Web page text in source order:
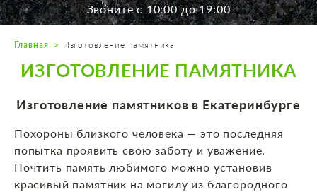
K2532513@yandex.ru
Пн. — Пт. с 10:00 до 19:00
Звоните с 10:00 до 19:00
Главная Изготовление памятника
ИЗГОТОВЛЕНИЕ ПАМЯТНИКА
Изготовление памятников в Екатеринбурге
Похороны близкого человека — это последняя
попытка проявить свою заботу и уважение.
Почтить память любимого можно установив
красивый памятник на могилу из благородного